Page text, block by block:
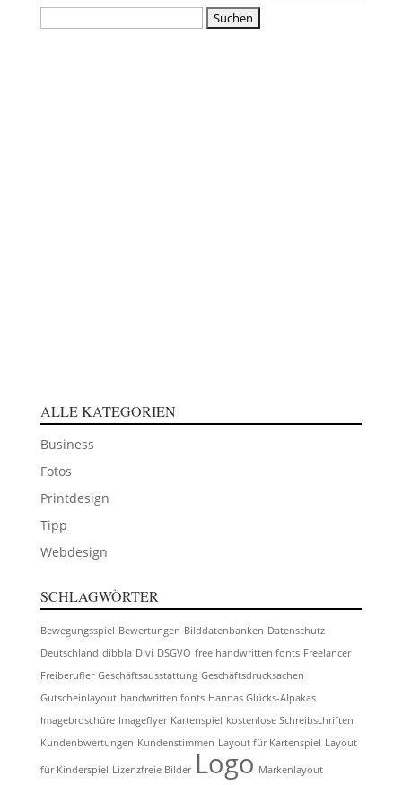
ALLE KATEGORIEN
Business
Fotos
Printdesign
Tipp
Webdesign
SCHLAGWÖRTER
Bewegungsspiel Bewertungen Bilddatenbanken Datenschutz
Deutschland dibbla Divi DSGVO free handwritten fonts Freelancer
Freiberufler Geschäftsausstattung Geschäftsdrucksachen
Gutscheinlayout handwritten fonts Hannas Glücks-Alpakas
Imagebroschüre Imageflyer Kartenspiel kostenlose Schreibschriften
Kundenbwertungen Kundenstimmen Layout für Kartenspiel Layout
für Kinderspiel Lizenzfreie Bilder Logo Markenlayout